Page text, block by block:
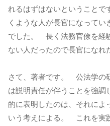
れるはずはないということ
くような人が長官になって
でした。 長く法務官僚を経
ない人だったので長官になれ
さて、著者です。 公法学の
は説明責任が伴うことを強調
的に表明したのは、それによ
いう考えによる。 これを実